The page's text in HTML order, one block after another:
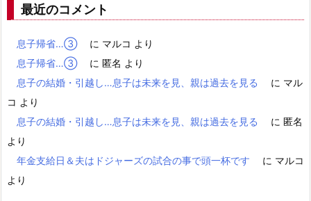
最近のコメント
息子帰省…③ に マルコ より
息子帰省…③
に 匿名 より
息子の結婚・引越し…息子は未来を見、親は過去を見る
に マル
コ より
息子の結婚・引越し…息子は未来を見、親は過去を見る
に 匿名
より
年金支給日＆夫はドジャーズの試合の事で頭一杯です
に マルコ
より